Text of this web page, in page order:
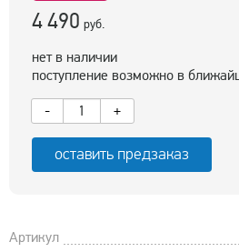
4 490 руб.
нет в наличии
поступление возможно в
-
+
оставить предзаказ
Артикул